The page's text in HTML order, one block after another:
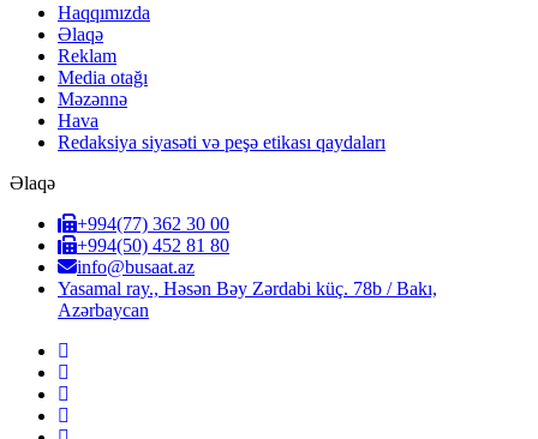
Haqqımızda
Əlaqə
Reklam
Media otağı
Məzənnə
Hava
Redaksiya siyasəti və peşə etikası qaydaları
Əlaqə
+994(77) 362 30 00
+994(50) 452 81 80
info@busaat.az
Yasamal ray., Həsən Bəy Zərdabi küç. 78b / Bakı,
Azərbaycan